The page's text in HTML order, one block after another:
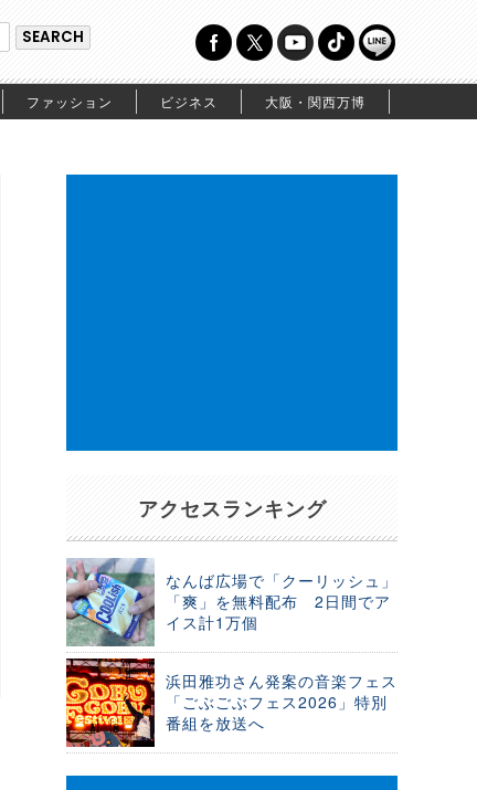
ファッション ビジネス 大阪・関西万博
アクセスランキング
なんば広場で「クーリッシュ」
「爽」を無料配布 2日間でア
イス計1万個
浜田雅功さん発案の音楽フェス
「ごぶごぶフェス2026」特別
番組を放送へ